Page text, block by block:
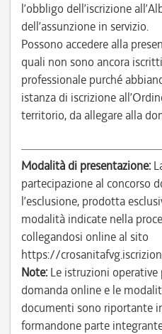
l’obbligo dell’iscrizione
dell’assunzione in servizio.
Possono accedere alla
quali non sono ancora
professionale purché
istanza di iscrizione
territorio, da allegare alla
Modalità di presentazione:
partecipazione al concorso
l’esclusione, prodotta
modalità indicate nella
collegandosi online al sito
https://
Note: Le istruzioni
domanda online e le
documenti sono riportante
formandone parte